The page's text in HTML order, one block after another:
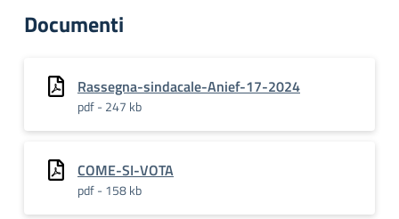
Documenti
Rassegna-sindacale-Anief-17-2024
pdf - 247 kb
COME-SI-VOTA
pdf - 158 kb